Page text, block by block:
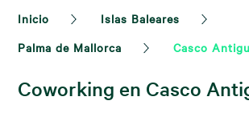
Inicio
Islas Baleares
Palma de Mallorca
Casco
Coworking en Casco